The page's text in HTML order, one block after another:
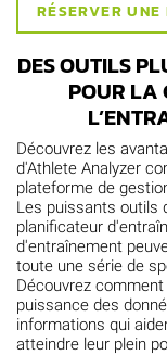
DES OUTILS
POUR LA
Découvrez les
d'Athlete Analyzer
plateforme de
Les puissants outils
planificateur
d'entraînement
toute une série de
Découvrez
puissance des
informations qui
atteindre leur plein
RÉSERVER